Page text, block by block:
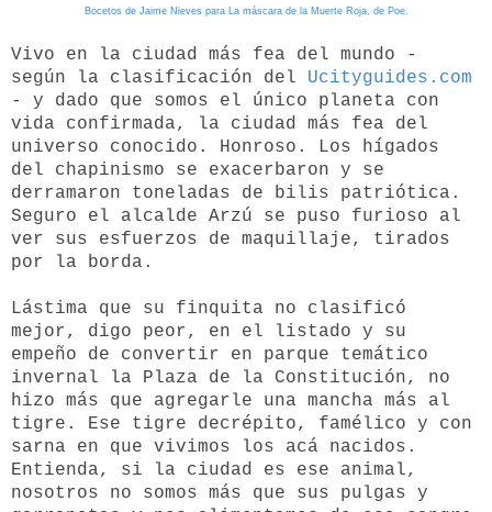
Bocetos de Jaime Nieves para La máscara de la Muerte Roja, de Poe.
Vivo en la ciudad más fea del mundo -
según la clasificación del Ucityguides.com
- y dado que somos el único planeta con
vida confirmada, la ciudad más fea del
universo conocido. Honroso. Los hígados
del chapinismo se exacerbaron y se
derramaron toneladas de bilis patriótica.
Seguro el alcalde Arzú se puso furioso al
ver sus esfuerzos de maquillaje, tirados
por la borda.
Lástima que su finquita no clasificó
mejor, digo peor, en el listado y su
empeño de convertir en parque temático
invernal la Plaza de la Constitución, no
hizo más que agregarle una mancha más al
tigre. Ese tigre decrépito, famélico y con
sarna en que vivimos los acá nacidos.
Entienda, si la ciudad es ese animal,
nosotros no somos más que sus pulgas y